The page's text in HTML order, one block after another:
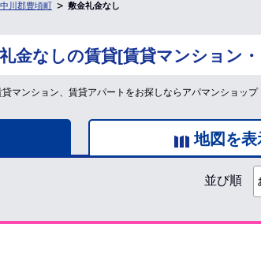
中川郡豊頃町 敷金礼金なし
金なしの賃貸[賃貸マンション
マンション、賃貸アパートをお探しならアパマンショッ
地図を表
並び順